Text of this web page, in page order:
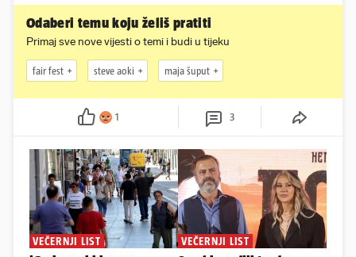
Odaberi temu koju želiš pratiti
Primaj sve nove vijesti o temi i budi u tijeku
fair fest steve aoki maja šuput
1 3